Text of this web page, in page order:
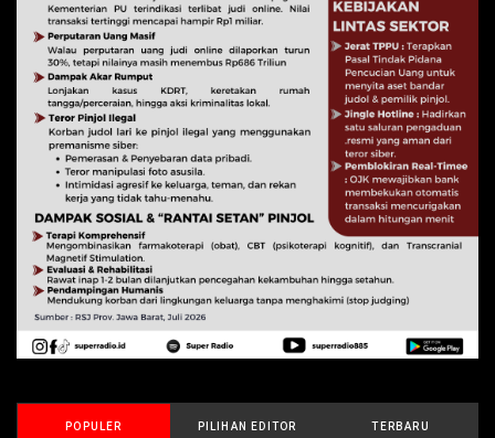
POPULER PILIHAN EDITOR TERBARU